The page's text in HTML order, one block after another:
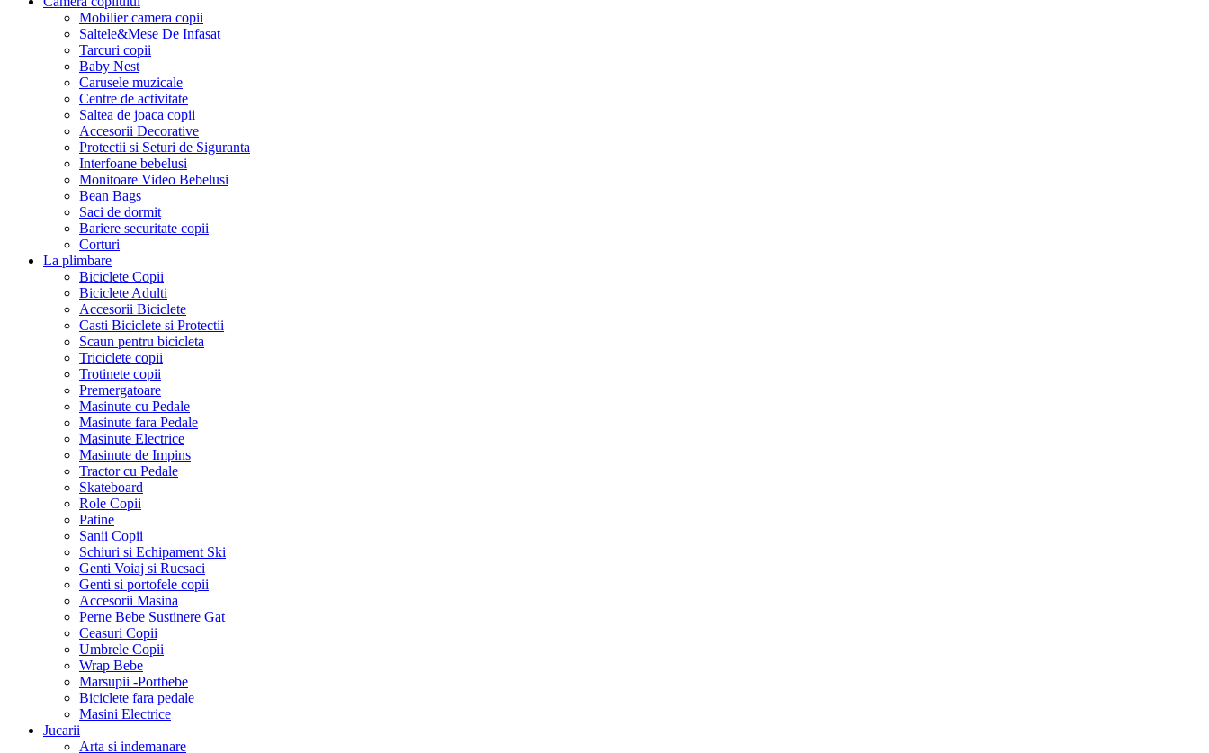
Mobilier camera copii
Saltele&Mese De Infasat
Tarcuri copii
Baby Nest
Carusele muzicale
Centre de activitate
Saltea de joaca copii
Accesorii Decorative
Protectii si Seturi de Siguranta
Interfoane bebelusi
Monitoare Video Bebelusi
Bean Bags
Saci de dormit
Bariere securitate copii
Corturi
La plimbare
Biciclete Copii
Biciclete Adulti
Accesorii Biciclete
Casti Biciclete si Protectii
Scaun pentru bicicleta
Triciclete copii
Trotinete copii
Premergatoare
Masinute cu Pedale
Masinute fara Pedale
Masinute Electrice
Masinute de Impins
Tractor cu Pedale
Skateboard
Role Copii
Patine
Sanii Copii
Schiuri si Echipament Ski
Genti Voiaj si Rucsaci
Genti si portofele copii
Accesorii Masina
Perne Bebe Sustinere Gat
Ceasuri Copii
Umbrele Copii
Wrap Bebe
Marsupii -Portbebe
Biciclete fara pedale
Masini Electrice
Jucarii
Arta si indemanare